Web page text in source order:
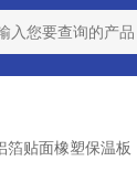
箔贴面橡塑保温板